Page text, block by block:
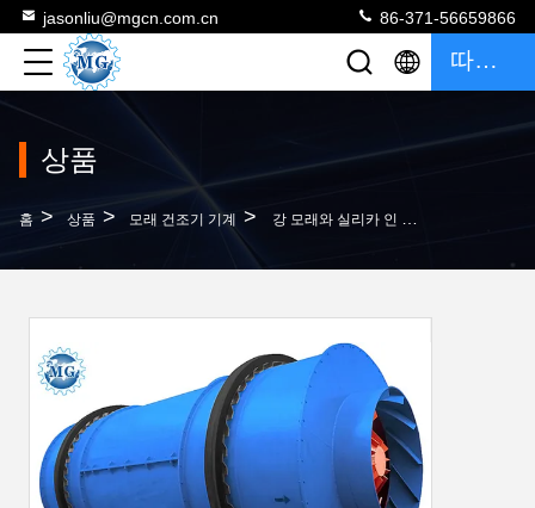
jasonliu@mgcn.com.cn 86-371-56659866
따옴표
상품
홈 > 상품 > 모래 건조기 기계 > 강 모래와 실리카 인 모래를 위한 연속 운행 드럼 건조기 기계